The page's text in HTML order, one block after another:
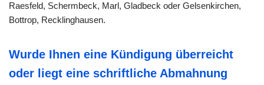
Raesfeld, Schermbeck, Marl, Gladbeck oder Gelsenkirchen,
Bottrop, Recklinghausen.
Wurde Ihnen eine Kündigung überreicht
oder liegt eine schriftliche Abmahnung